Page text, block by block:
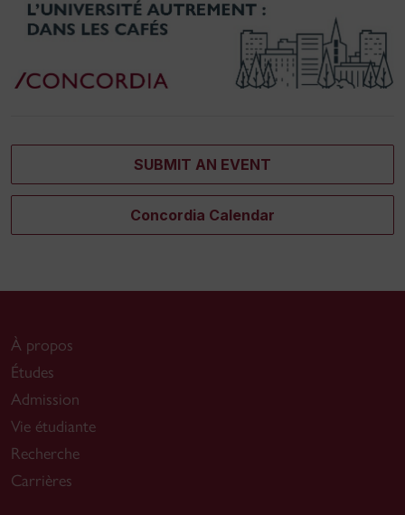
SUBMIT AN EVENT
Concordia Calendar
À propos
Études
Admission
Vie étudiante
Recherche
Carrières